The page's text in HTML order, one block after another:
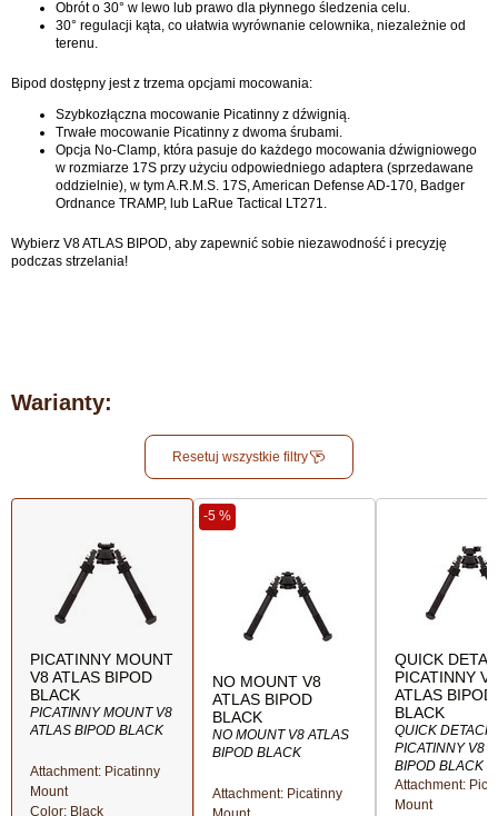
Obrót o 30° w lewo lub prawo dla płynnego śledzenia celu.
30° regulacji kąta, co ułatwia wyrównanie celownika, niezależnie od
terenu.
Bipod dostępny jest z trzema opcjami mocowania:
Szybkozłączna mocowanie Picatinny z dźwignią.
Trwałe mocowanie Picatinny z dwoma śrubami.
Opcja No-Clamp, która pasuje do każdego mocowania dźwigniowego
w rozmiarze 17S przy użyciu odpowiedniego adaptera (sprzedawane
oddzielnie), w tym A.R.M.S. 17S, American Defense AD-170, Badger
Ordnance TRAMP, lub LaRue Tactical LT271.
Wybierz V8 ATLAS BIPOD, aby zapewnić sobie niezawodność i precyzję
podczas strzelania!
Warianty:
Resetuj wszystkie filtry
PICATINNY MOUNT
V8 ATLAS BIPOD
BLACK
PICATINNY MOUNT V8
ATLAS BIPOD BLACK
Attachment: Picatinny
Mount
Color: Black
-5 %
NO MOUNT V8
ATLAS BIPOD
BLACK
NO MOUNT V8 ATLAS
BIPOD BLACK
Attachment: Picatinny
QUICK
PICATINNY V8
ATLAS BIPOD
BLACK
QUICK DETACH
PICATINNY V8
BIPOD BLACK
Attachment:
Mount